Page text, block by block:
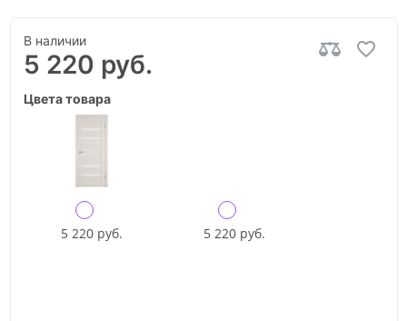
В наличии
5 220 руб.
Цвета товара
5 220 руб. 5 220 руб.